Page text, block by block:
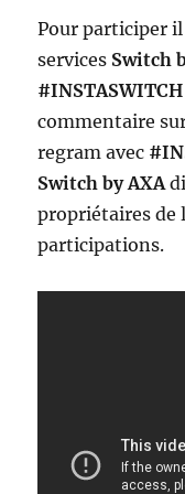
Pour participer
services Switch
#INSTASWITCH
commentaire
regram avec
Switch by AXA
propriétaires de
participations.